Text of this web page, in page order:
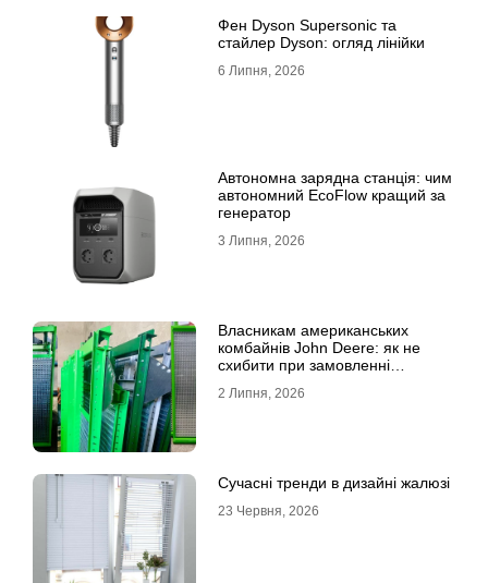
Фен Dyson Supersonic та
стайлер Dyson: огляд лінійки
6 Липня, 2026
Автономна зарядна станція: чим
автономний EcoFlow кращий за
генератор
3 Липня, 2026
Власникам американських
комбайнів John Deere: як не
схибити при замовленні
2 Липня, 2026
Сучасні тренди в дизайні жалюзі
23 Червня, 2026